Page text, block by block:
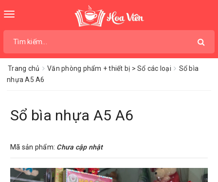
Toggle
Trang chủ Văn phòng phẩm + thiết bị > Sổ các loại
Sổ bìa
nhựa A5 A6
Sổ bìa nhựa A5 A6
Mã sản phẩm: Chưa cập nhật